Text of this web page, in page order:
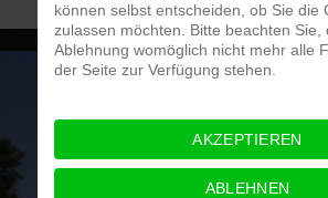
Free Joomla templatesby
können selbst entscheiden, ob Sie die
zulassen möchten. Bitte beachten Sie,
Ablehnung womöglich nicht mehr alle
der Seite zur Verfügung stehen.
AKZEPTIEREN
ABLEHNEN